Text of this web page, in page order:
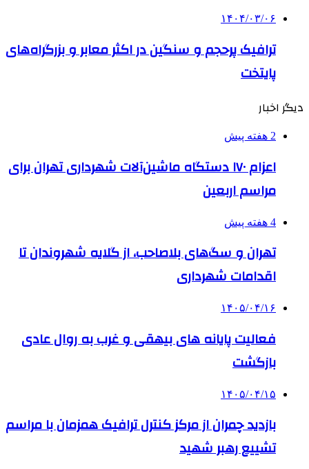
۱۴۰۴/۰۳/۰۶
ترافیک پرحجم و سنگین در اکثر معابر و بزرگراه‌های
پایتخت
دیگر اخبار
2 هفته پیش
اعزام ۱۷۰ دستگاه ماشین‌آلات شهرداری تهران برای
مراسم اربعین
4 هفته پیش
تهران و سگ‌های بلاصاحب، از گلایه شهروندان تا
اقدامات شهرداری
۱۴۰۵/۰۴/۱۶
فعالیت پایانه های بیهقی و غرب به روال عادی
بازگشت
۱۴۰۵/۰۴/۱۵
بازدید چمران از مرکز کنترل ترافیک همزمان با مراسم
تشییع رهبر شهید